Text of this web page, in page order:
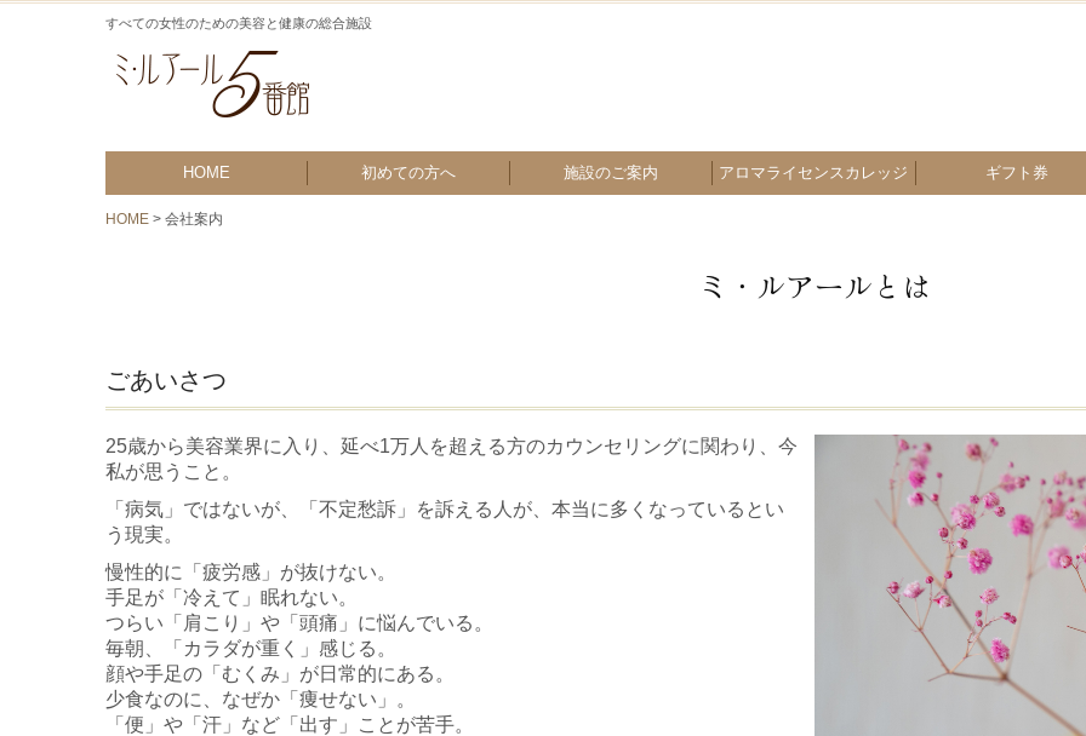
すべての女性のための美容と健康の総合施設
HOME 初めての方へ 施設のご案内 アロマライセンスカレッジ ギフト券
HOME 会社案内
ミ・ルアールとは
ごあいさつ
25歳から美容業界に入り、 延べ1万人を超える方のカウンセリングに関わり、今
私が思うこと。
「病気」ではないが、「不定愁訴」を訴える人が、本当に多くなっているとい
う現実。
慢性的に「疲労感」が抜けない。
手足が「冷えて」眠れない。
つらい「肩こり」や「頭痛」に悩んでいる。
毎朝、「カラダが重く」感じる。
顔や手足の「むくみ」が日常的にある。
少食なのに、なぜか「痩せない」。
「便」や「汗」など「出す」ことが苦手。